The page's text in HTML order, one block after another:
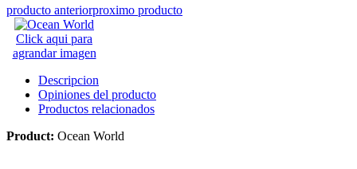
producto anteriorproximo producto
Click aqui para
agrandar imagen
Descripcion
Opiniones del producto
Productos relacionados
Product: Ocean World